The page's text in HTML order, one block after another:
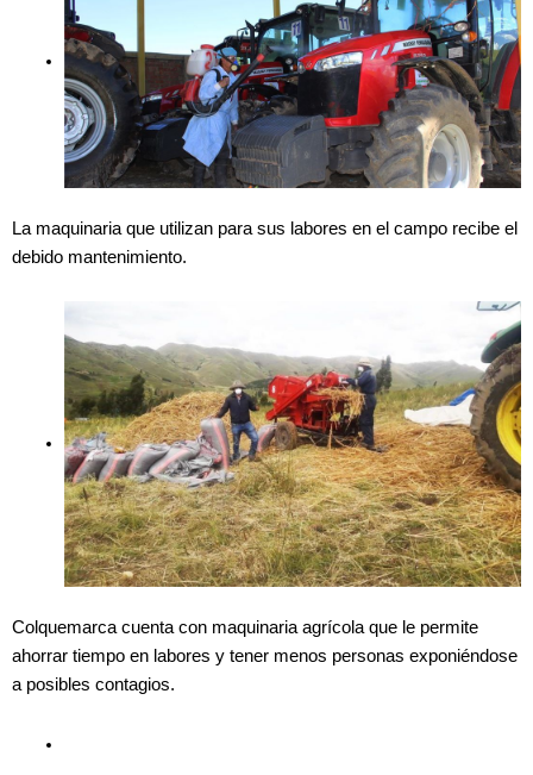
La maquinaria que utilizan para sus labores en el campo recibe el
debido mantenimiento.
Colquemarca cuenta con maquinaria agrícola que le permite
ahorrar tiempo en labores y tener menos personas exponiéndose
a posibles contagios.